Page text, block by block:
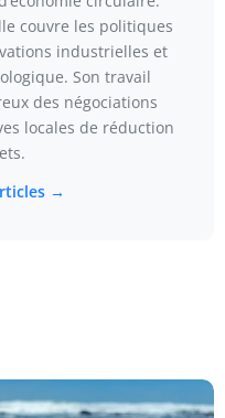
couvre les politiques
industrielles et
Son travail
des négociations
locales de réduction
→